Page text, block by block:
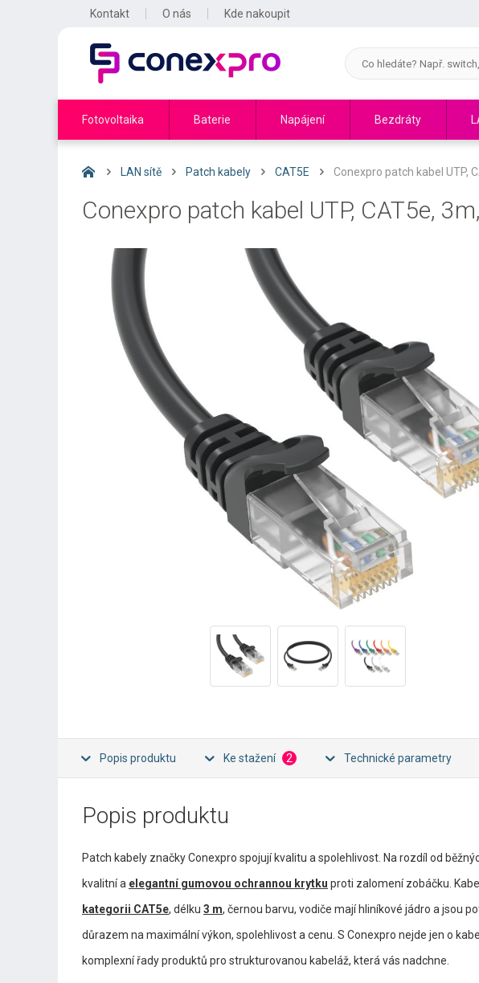
Kontakt O nás Kde nakoupit
Fotovoltaika Baterie Napájení Bezdráty
LAN sítě Patch kabely CAT5E Conexpro patch kabel UTP,
Conexpro patch kabel UTP, CAT5e,
Popis produktu Ke stažení 2 Technické parametry
Popis produktu
Patch kabely značky Conexpro spojují kvalitu a spolehlivost. Na rozdíl od
kvalitní a elegantní gumovou ochrannou krytku proti zalomení zobáčku.
kategorii CAT5e, délku 3 m, černou barvu, vodiče mají hliníkové jádro a jsou
důrazem na maximální výkon, spolehlivost a cenu. S Conexpro nejde jen o
komplexní řady produktů pro strukturovanou kabeláž, která vás nadchne.